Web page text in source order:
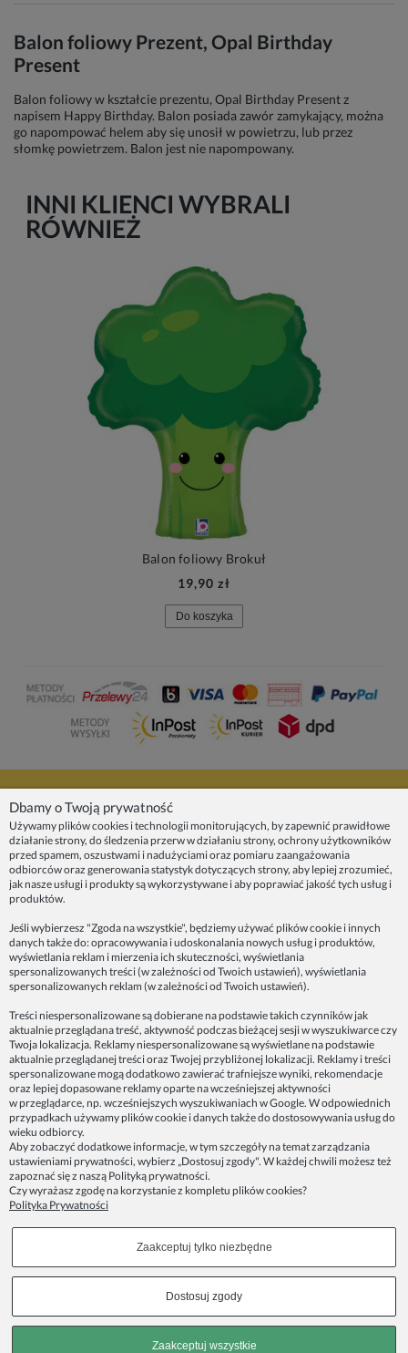
Balon foliowy Prezent, Opal Birthday
Present
Balon foliowy w kształcie prezentu, Opal Birthday Present z
napisem Happy Birthday. Balon posiada zawór zamykający, można
go napompować helem aby się unosił w powietrzu, lub przez
słomkę powietrzem. Balon jest nie napompowany.
INNI KLIENCI WYBRALI
RÓWNIEŻ
Balon foliowy Brokuł
19,90 zł
Do koszyka
INFORMACJE
ZAINSPIRUJ SIĘ!
Dane firmy:
Spoko Motyw, Małgorzata Nowak-Staszak
ul. Skowronia 3D/4, 30-650 Kraków
telefon: 512821491
e-mail:kontakt@spoko-motyw.pl
konto do wpłat przelewem:
92 1140 2004 0000 3202 7758 0405
Punkt odbioru zamówień:
Pracownia Spoko Motyw
ul. Wadowicka 8i (za szlabanem, wejście z tyłu
budynku), 30-415 Kraków
Copyrights © 2023 - SPOKO-MOTYW.PL
Pokaż pełną wersję strony
Dbamy o Twoją prywatność
Używamy plików cookies i technologii monitorujących, by zapewnić prawidłowe
działanie strony, do śledzenia przerw w działaniu strony, ochrony użytkowników
przed spamem, oszustwami i nadużyciami oraz pomiaru zaangażowania
odbiorców oraz generowania statystyk dotyczących strony, aby lepiej zrozumieć,
jak nasze usługi i produkty są wykorzystywane i aby poprawiać jakość tych usług i
produktów.
Jeśli wybierzesz "Zgoda na wszystkie", będziemy używać plików cookie i innych
danych także do: opracowywania i udoskonalania nowych usług i produktów,
wyświetlania reklam i mierzenia ich skuteczności, wyświetlania
spersonalizowanych treści (w zależności od Twoich ustawień), wyświetlania
spersonalizowanych reklam (w zależności od Twoich ustawień).
Treści niespersonalizowane są dobierane na podstawie takich czynników jak
aktualnie przeglądana treść, aktywność podczas bieżącej sesji w wyszukiwarce czy
Twoja lokalizacja. Reklamy niespersonalizowane są wyświetlane na podstawie
aktualnie przeglądanej treści oraz Twojej przybliżonej lokalizacji. Reklamy i treści
spersonalizowane mogą dodatkowo zawierać trafniejsze wyniki, rekomendacje
oraz lepiej dopasowane reklamy oparte na wcześniejszej aktywności
w przeglądarce, np. wcześniejszych wyszukiwaniach w Google. W odpowiednich
przypadkach używamy plików cookie i danych także do dostosowywania usług do
wieku odbiorcy.
Aby zobaczyć dodatkowe informacje, w tym szczegóły na temat zarządzania
ustawieniami prywatności, wybierz „Dostosuj zgody". W każdej chwili możesz też
zapoznać się z naszą Polityką prywatności.
Czy wyrażasz zgodę na korzystanie z kompletu plików cookies?
Polityka Prywatności
Zaakceptuj tylko niezbędne
Dostosuj zgody
Zaakceptuj wszystkie